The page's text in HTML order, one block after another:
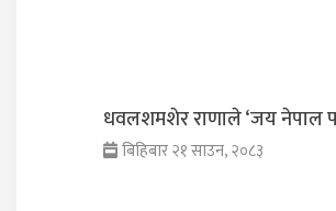
धवलशमशेर राणाले ‘जय नेपाल
बिहिबार २१ साउन, २०८३